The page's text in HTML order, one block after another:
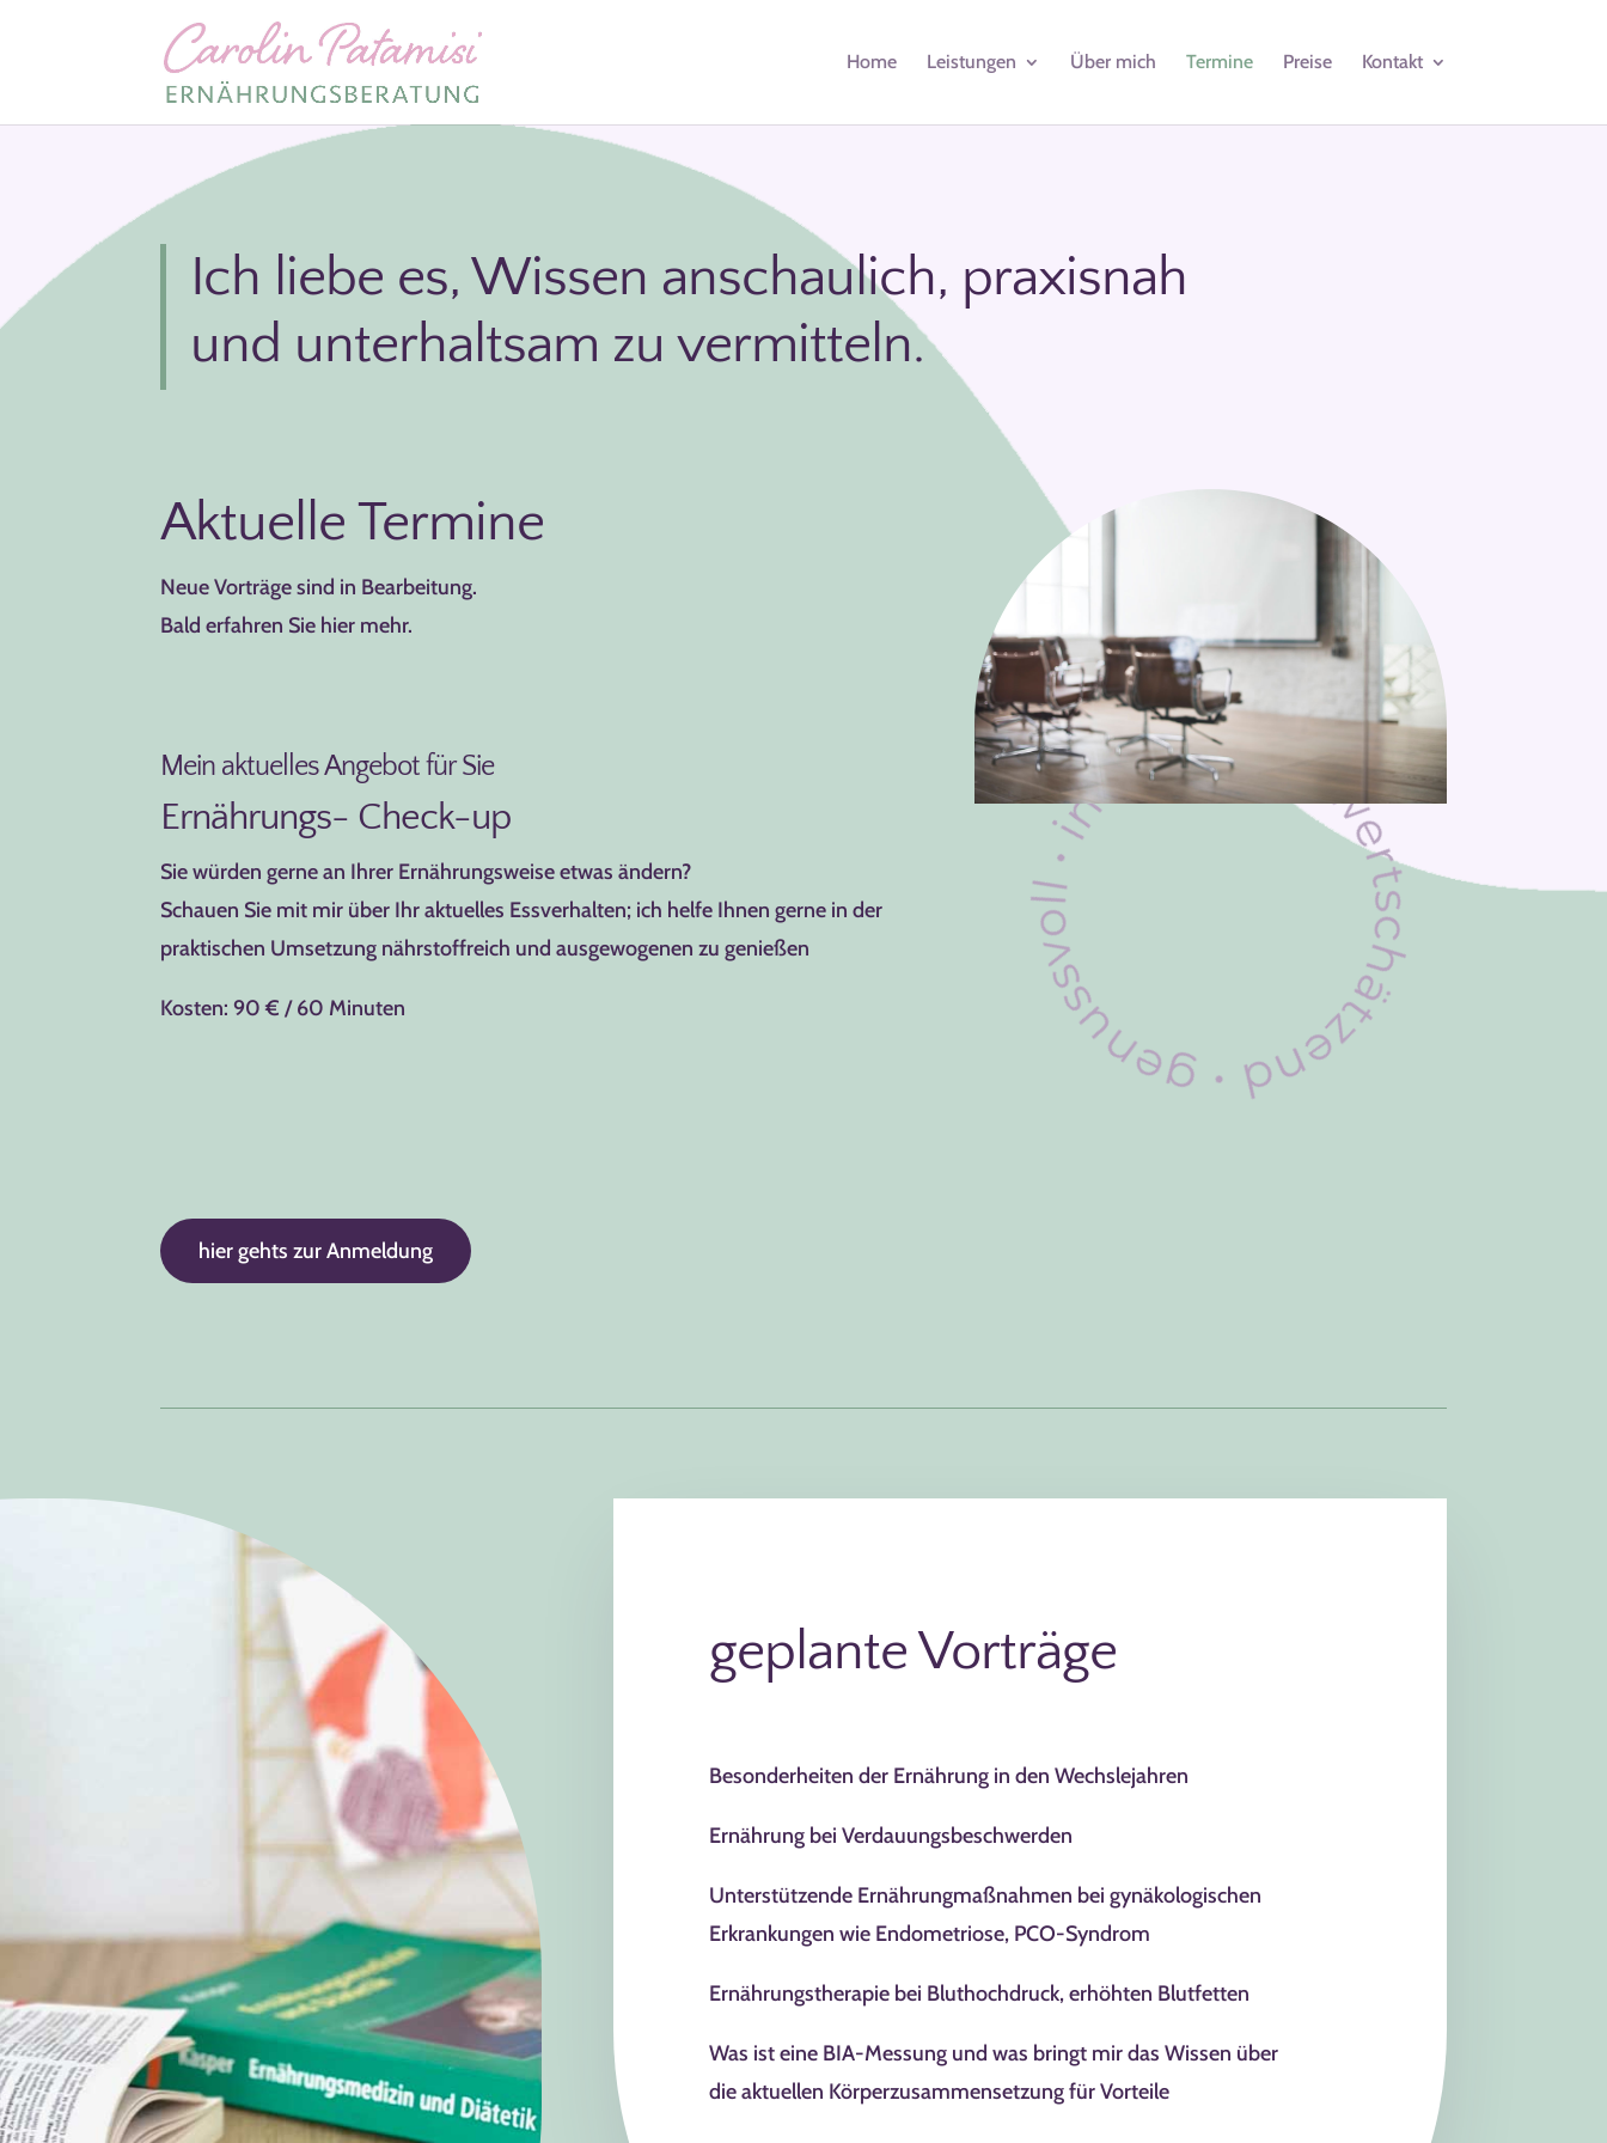
Home Leistungen Über mich Termine Preise Kontakt
Ich liebe es, Wissen anschaulich, praxisnah
und unterhaltsam zu vermitteln.
Aktuelle Termine
Neue Vorträge sind in Bearbeitung.
Bald erfahren Sie hier mehr.
Mein aktuelles Angebot für Sie
Ernährungs- Check-up
Sie würden gerne an Ihrer Ernährungsweise etwas ändern?
Schauen Sie mit mir über Ihr aktuelles Essverhalten; ich helfe Ihnen gerne in der
praktischen Umsetzung nährstoffreich und ausgewogenen zu genießen
Kosten: 90 € / 60 Minuten
hier gehts zur Anmeldung
geplante Vorträge
Besonderheiten der Ernährung in den Wechslejahren
Ernährung bei Verdauungsbeschwerden
Unterstützende Ernährungmaßnahmen bei gynäkologischen
Erkrankungen wie Endometriose, PCO-Syndrom
Ernährungstherapie bei Bluthochdruck, erhöhten Blutfetten
Was ist eine BIA-Messung und was bringt mir das Wissen über
die aktuellen Körperzusammensetzung für Vorteile